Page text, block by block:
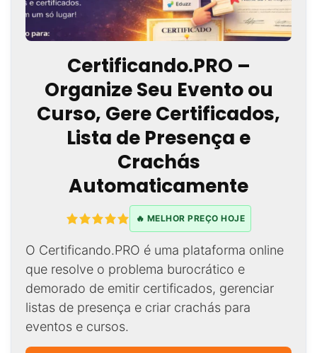
Certificando.PRO –
Organize Seu Evento ou
Curso, Gere Certificados,
Lista de Presença e
Crachás
Automaticamente
🔥 MELHOR PREÇO HOJE
O Certificando.PRO é uma plataforma online
que resolve o problema burocrático e
demorado de emitir certificados, gerenciar
listas de presença e criar crachás para
eventos e cursos.